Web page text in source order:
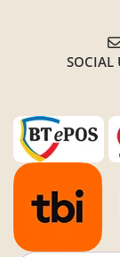
SOCIAL